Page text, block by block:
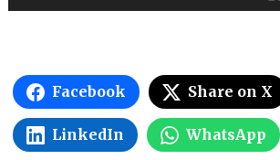
Facebook Share on X
LinkedIn WhatsApp